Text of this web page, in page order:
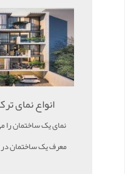
انواع نمای
نمای یک ساختمان را
معرف یک ساختمان در